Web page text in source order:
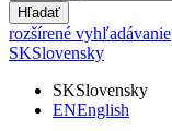
Hľadať
rozšírené vyhľadávanie
SKSlovensky
SKSlovensky
ENEnglish